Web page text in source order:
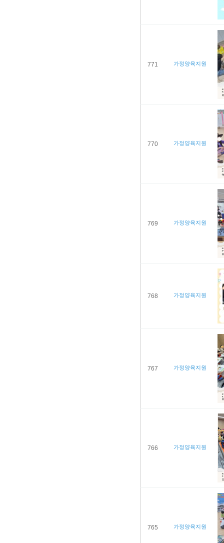
771 가정양육지원
770 가정양육지원
769 가정양육지원
768 가정양육지원
767 가정양육지원
766 가정양육지원
765 가정양육지원